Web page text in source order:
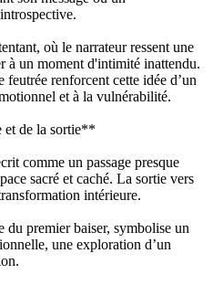
où le narrateur ressent une
à un moment d'intimité inattendu.
feutrée renforcent cette idée d’un
et à la vulnérabilité.
et de la sortie**
comme un passage presque
sacré et caché. La sortie vers
intérieure.
du premier baiser, symbolise un
une exploration d’un